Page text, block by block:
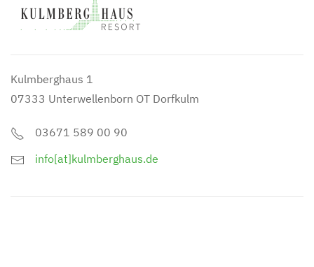
Kulmberghaus 1
07333 Unterwellenborn OT Dorfkulm
03671 589 00 90
info[at]kulmberghaus.de